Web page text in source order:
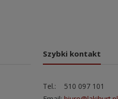
Szybki kontakt
Tel.: 510 097 101